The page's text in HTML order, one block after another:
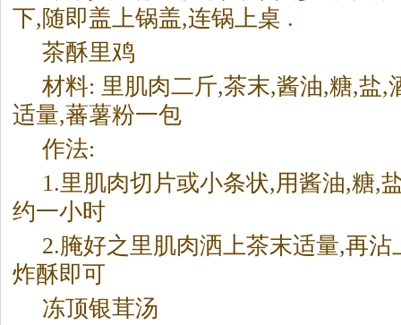
下,随即盖上锅盖,连锅上桌 .
茶酥里鸡
材料: 里肌肉二斤,茶末,酱油,糖,盐,
适量,蕃薯粉一包
作法:
1.里肌肉切片或小条状,用酱油,糖,
约一小时
2.腌好之里肌肉洒上茶末适量,再沾
炸酥即可
冻顶银茸汤